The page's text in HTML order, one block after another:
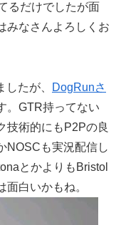
るだけでしたが面
みなさんよろしくお
たが、
DogRunさ
。GTR持ってない
技術的にもP2Pの良
NOSCも実況配信し
とかよりもBristol
白いかもね。